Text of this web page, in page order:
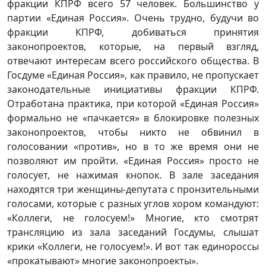
фракции КПРФ всего 57 человек. Большинство у
партии «Единая Россия». Очень трудно, будучи во
фракции КПРФ, добиваться принятия
законопроектов, которые, на первый взгляд,
отвечают интересам всего российского общества. В
Госдуме «Единая Россия», как правило, не пропускает
законодательные инициативы фракции КПРФ.
Отработана практика, при которой «Единая Россия»
формально не «пачкается» в блокировке полезных
законопроектов, чтобы никто не обвинил в
голосовании «против», но в то же время они не
позволяют им пройти. «Единая Россия» просто не
голосует, не нажимая кнопок. В зале заседания
находятся три женщины-депутата с пронзительными
голосами, которые с разных углов хором командуют:
«Коллеги, не голосуем!» Многие, кто смотрят
трансляцию из зала заседаний Госдумы, слышат
крики «Коллеги, не голосуем!». И вот так единороссы
«прокатывают» многие законопроекты».